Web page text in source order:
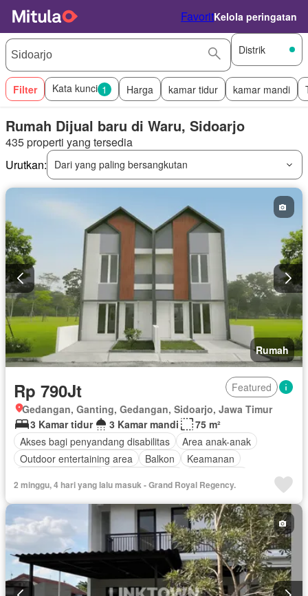
FavoritKelola peringatan
Distrik
Filter Kata kunci 1 Harga kamar tidur kamar mandi
Rumah Dijual baru di Waru, Sidoarjo
435 properti yang tersedia
Urutkan:
Dari yang paling bersangkutan
Rumah
Rp 790Jt
Featured
Gedangan, Ganting, Gedangan, Sidoarjo, Jawa Timur
3 Kamar tidur
3 Kamar mandi
75 m²
Akses bagi penyandang disabilitas
Area anak-anak
Outdoor entertaining area
Balkon
Keamanan
Ruang layanan
Taman Tangki air
Halaman
2 minggu, 4 hari yang lalu masuk - Grand Royal Regency.